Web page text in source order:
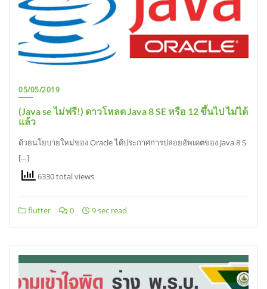
05/05/2019
(Java se ไม่ฟรี!) ดาวโหลด Java 8 SE หรือ 12 ขึ้นไป ไม่ได้
แล้ว
ด้วยนโยบายใหม่ของ Oracle ได้ประกาศการปล่อยอัพเดตของ Java 8 S
[…]
6330 total views
flutter 0 9 sec read